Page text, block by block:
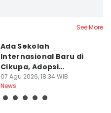
See More
Ada Sekolah
Internasional Baru di
Cikupa, Adopsi
Kurikulum Singapura
07 Agu 2026, 18:34 WIB
News